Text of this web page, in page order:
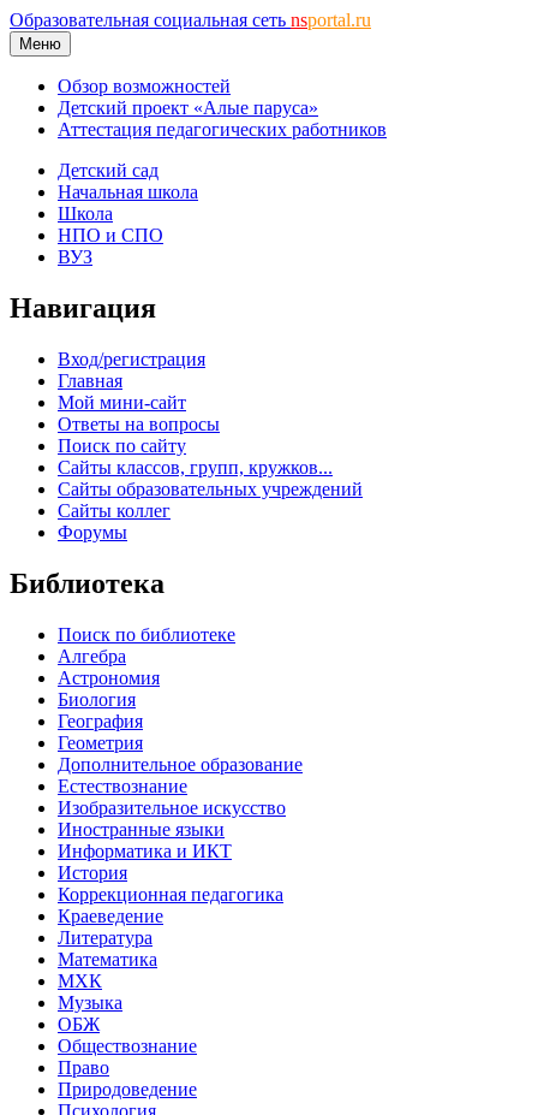
Образовательная социальная сеть nsportal.ru
Меню
Обзор возможностей
Детский проект «Алые паруса»
Аттестация педагогических работников
Детский сад
Начальная школа
Школа
НПО и СПО
ВУЗ
Навигация
Вход/регистрация
Главная
Мой мини-сайт
Ответы на вопросы
Поиск по сайту
Сайты классов, групп, кружков...
Сайты образовательных учреждений
Сайты коллег
Форумы
Библиотека
Поиск по библиотеке
Алгебра
Астрономия
Биология
География
Геометрия
Дополнительное образование
Естествознание
Изобразительное искусство
Иностранные языки
Информатика и ИКТ
История
Коррекционная педагогика
Краеведение
Литература
Математика
МХК
Музыка
ОБЖ
Обществознание
Право
Природоведение
Психология